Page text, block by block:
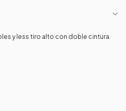
y less tiro alto con doble cintura.